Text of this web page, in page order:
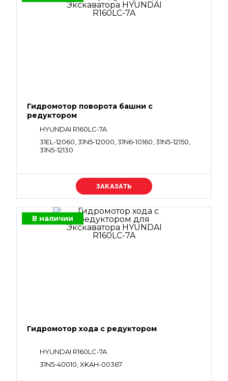
Гидромотор поворота башни с
редуктором
HYUNDAI R160LC-7A
31EL-12060, 31N5-12000, 31N6-10160, 31N5-12150,
31N5-12130
Уточняйте цену
В наличии
Гидромотор хода с редуктором
HYUNDAI R160LC-7A
31N5-40010, XKAH-00367